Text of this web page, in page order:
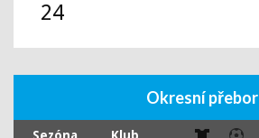
24
Okresní přebor